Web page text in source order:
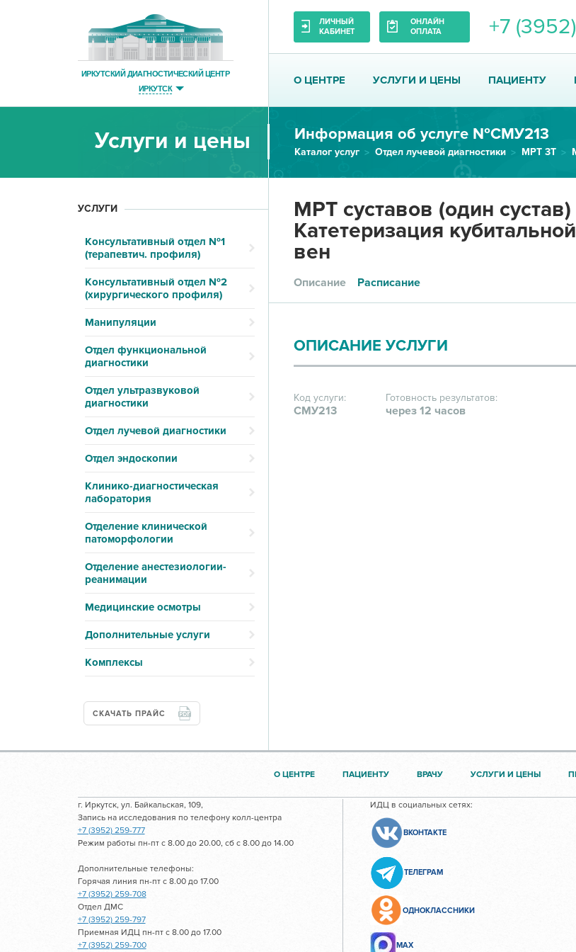
ИРКУТСКИЙ ДИАГНОСТИЧЕСКИЙ ЦЕНТР
ИРКУТСК
ЛИЧНЫЙ
КАБИНЕТ
ОНЛАЙН
ОПЛАТА
+7 (3952)
О ЦЕНТРЕ УСЛУГИ И ЦЕНЫ ПАЦИЕНТУ
Услуги и цены Информация об услуге №СМУ213
Каталог услуг Отдел лучевой диагностики МРТ 3Т
УСЛУГИ
Консультативный отдел №1
(терапевтич. профиля)
Консультативный отдел №2
(хирургического профиля)
Манипуляции
Отдел функциональной
диагностики
Отдел ультразвуковой
диагностики
Отдел лучевой диагностики
Отдел эндоскопии
Клинико-диагностическая
лаборатория
Отделение клинической
патоморфологии
Отделение анестезиологии-
реанимации
Медицинские осмотры
Дополнительные услуги
Комплексы
СКАЧАТЬ ПРАЙС
МРТ суставов (один
Катетеризация
вен
Описание Расписание
ОПИСАНИЕ УСЛУГИ
Код услуги:
СМУ213
Готовность результатов:
через 12 часов
О ЦЕНТРЕ ПАЦИЕНТУ ВРАЧУ УСЛУГИ И ЦЕНЫ
г. Иркутск, ул. Байкальская, 109,
Запись на исследования по телефону колл-центра
+7 (3952) 259-777
Режим работы пн-пт с 8.00 до 20.00, сб с 8.00 до 14.00
Дополнительные телефоны:
Горячая линия пн-пт с 8.00 до 17.00
+7 (3952) 259-708
Отдел ДМС
+7 (3952) 259-797
Приемная ИДЦ пн-пт с 8.00 до 17.00
+7 (3952) 259-700
ИДЦ в социальных сетях:
ВКОНТАКТЕ
ТЕЛЕГРАМ
ОДНОКЛАССНИКИ
МАХ